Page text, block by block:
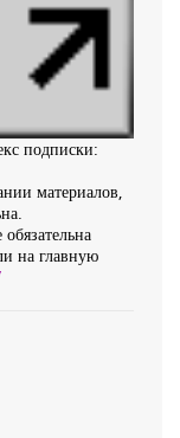
подписки:
материалов,
на главную